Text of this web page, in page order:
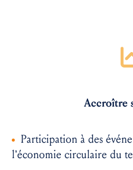
Accroître
Participation à des
l’économie circulaire du